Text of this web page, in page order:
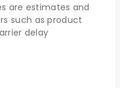
are estimates and
such as product
delay